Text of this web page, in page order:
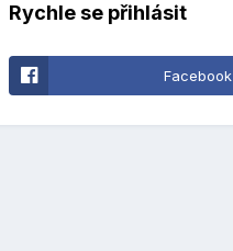
Rychle se přihlásit
Facebook